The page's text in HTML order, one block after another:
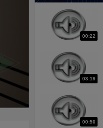
00:22
03:19
00:50